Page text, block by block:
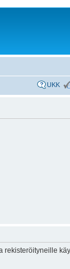
UKK
rekisteröityneille